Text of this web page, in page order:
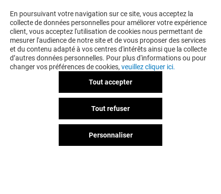
En poursuivant votre navigation sur ce site, vous acceptez la
collecte de données personnelles pour améliorer votre expérience
client, vous acceptez l'utilisation de cookies nous permettant de
mesurer l'audience de notre site et de vous proposer des services
et du contenu adapté à vos centres d'intérêts ainsi que la collecte
d’autres données personnelles. Pour plus d'informations ou pour
changer vos préférences de cookies, veuillez cliquer ici.
Tout accepter
Tout refuser
Personnaliser